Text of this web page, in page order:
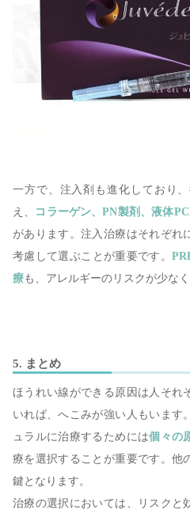
一方で、注入剤も進化しており
え、
コラーゲン、PN製剤、液体
があります。注入治療はそれぞれ
考慮して選ぶことが重要です。
療も、アレルギーのリスクが少なく
5. まとめ
ほうれい線ができる原因は人それ
いれば、へこみが強い人もいます
ュラルに治療するためには個々の
療を選択することが重要です。他
鍵となります。
治療の選択においては、リスクと